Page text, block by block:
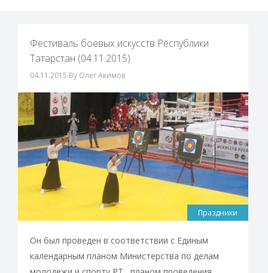
Фестиваль боевых искусств Республики
Татарстан (04.11.2015)
04.11.2015 By Олег Акимов
Праздники
Он был проведен в соответствии с Единым
календарным планом Министерства по делам